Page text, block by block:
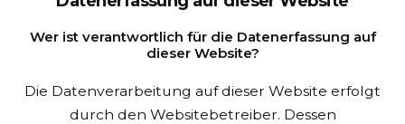
Wer ist verantwortlich für die Datenerfassung auf
dieser Website?
Die Datenverarbeitung auf dieser Website erfolgt
durch den Websitebetreiber. Dessen